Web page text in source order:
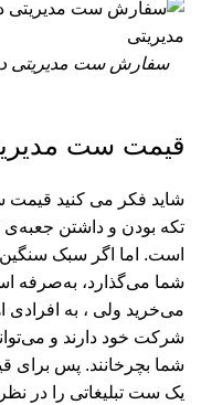
قیمت ست
شاید فکر می کنید قیمت
تکه بودن و داشتن جعبه‌ی
است. اما اگر سبک
شما می‌گذارد، به‌صرفه
می‌خرید ولی ، به افرادی
شرکت خود دارند و
شما بچرخانند. پس برای
یک ست تبلیغاتی را در نظر